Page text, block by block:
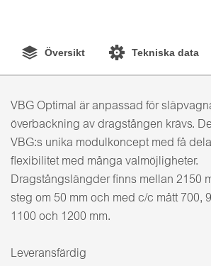
Översikt Tekniska data
VBG Optimal är anpassad för
överbackning av dragstången krävs.
VBG:s unika modulkoncept med få
flexibilitet med många valmöjligheter.
Dragstångslängder finns mellan 2150
steg om 50 mm och med c/c mått 700,
1100 och 1200 mm.
Leveransfärdig